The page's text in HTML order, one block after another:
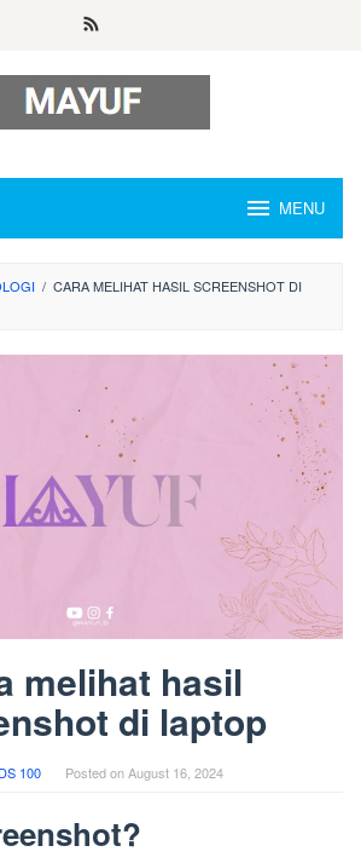
MENU
/ CARA MELIHAT HASIL SCREENSHOT DI
melihat hasil
di laptop
100 Posted onAugust 16, 2024